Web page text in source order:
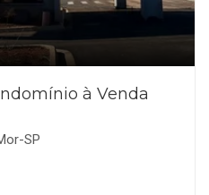
à Venda
SP